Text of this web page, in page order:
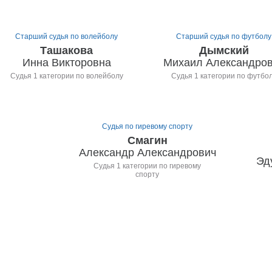
Старший судья по волейболу
Ташакова
Инна Викторовна
Судья 1 категории по волейболу
Старший судья по футболу
Дымский
Михаил
Судья 1 категории по
Судья по гиревому спорту
Смагин
Александр Александрович
Судья 1 категории по гиревому
спорту